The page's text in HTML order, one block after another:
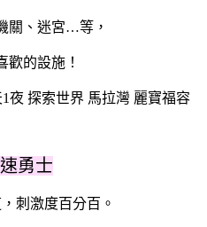
關、迷宮…等，
歡的設施！
勇士
刺激度百分百。